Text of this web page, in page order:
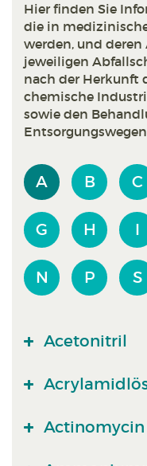
Hier finden Sie
die in
werden, und
jeweiligen
nach der Herkunft
chemische
sowie den
A B C
G H I
N P S
Acetonitril
Actinomycin